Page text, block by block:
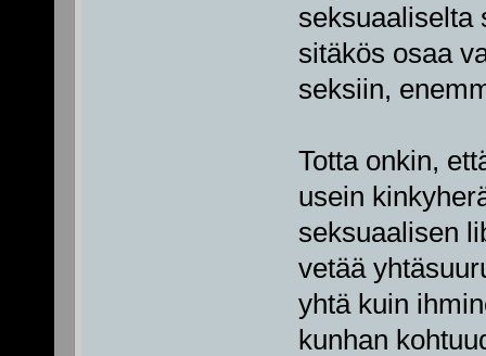
seksuaaliselta
sitäkös osaa
seksiin,
Totta onkin,
usein
seksuaalisen
vetää
yhtä kuin
kunhan